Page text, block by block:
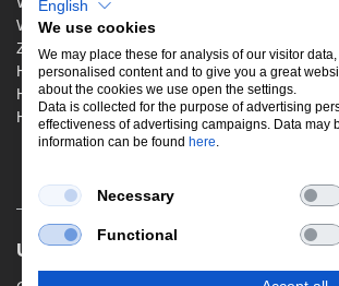
Warenkorb
Zur Kasse
Hinweis zur Altölentsorgung
Hinweis zur Batterieentsorgung
Händler werden
UNSERE BELIEBTESTEN
English
We use cookies
We may place these for analysis of our visitor
personalised content and to give you a great
about the cookies we use open the settings.
Data is collected for the purpose of advertising
effectiveness of advertising campaigns. Data may
information can be found here.
Necessary
Functional